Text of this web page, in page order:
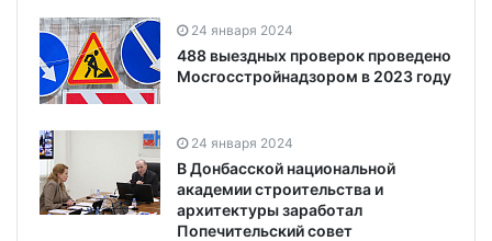
24 января 2024
488 выездных проверок проведено
Мосгосстройнадзором в 2023 году
24 января 2024
В Донбасской национальной
академии строительства и
архитектуры заработал
Попечительский совет